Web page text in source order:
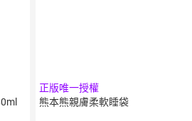
正版唯一授權
熊本熊親膚柔軟睡袋